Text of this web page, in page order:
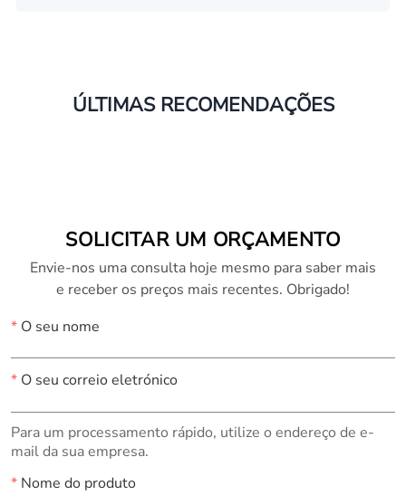
ÚLTIMAS RECOMENDAÇÕES
SOLICITAR UM ORÇAMENTO
Envie-nos uma consulta hoje mesmo para saber mais
e receber os preços mais recentes. Obrigado!
*O seu nome
*O seu correio eletrónico
Para um processamento rápido, utilize o endereço de e-
mail da sua empresa.
*Nome do produto